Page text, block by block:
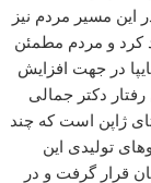
این مسیر مردم نیز
کرد و مردم مطمئن
در جهت افزایش
دکتر جمالی
ژاپن است که چند
تولیدی این
قرار گرفت و در